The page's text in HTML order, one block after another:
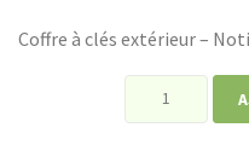
Coffre à clés extérieur –
quantité